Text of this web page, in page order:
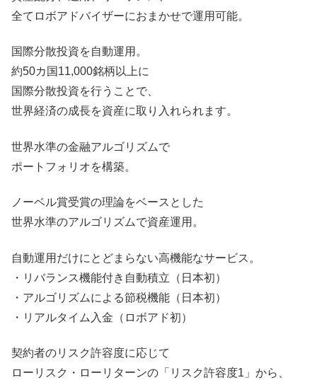
全てロボアドバイザーにおまかせで運用可能。
国際分散投資を自動運用。
約50カ国11,000銘柄以上に
国際分散投資を行うことで、
世界経済の成長を資産に取り入れられます。
世界水準の金融アルゴリズムで
ポートフォリオを構築。
ノーベル賞受賞の理論をベースとした
世界水準のアルゴリズムで資産運用。
自動運用だけにとどまらない高機能なサービス。
・リバランス機能付き自動積立（日本初）
・アルゴリズムによる節税機能（日本初）
・リアルタイム入金（ロボアド初）
契約者のリスク許容度に応じて
ローリスク・ローリターンの「リスク許容度1」から、